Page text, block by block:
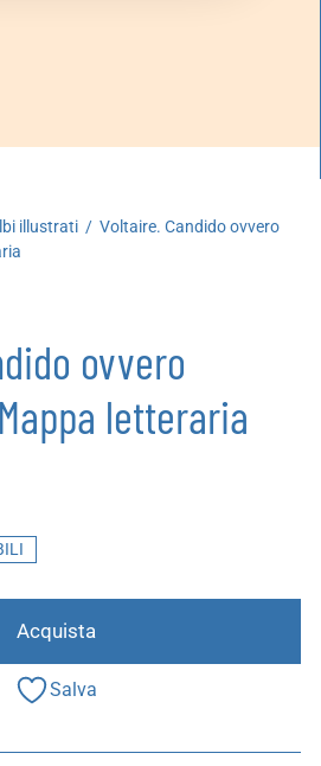
illustrati / Voltaire. Candido ovvero
ovvero
letteraria
Acquista
Salva